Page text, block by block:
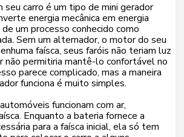
seu carro é um tipo de mini gerador
energia mecânica em energia
um processo conhecido como
Sem um alternador, o motor do seu
faísca, seus faróis não teriam luz
não permitiria mantê-lo confortável no
parece complicado, mas a maneira
funciona é muito simples.
funcionam com ar,
Enquanto a bateria fornece a
para a faísca inicial, ela só tem